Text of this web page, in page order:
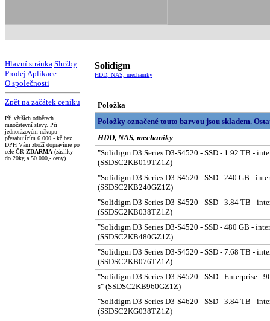
Hlavní stránka Služby
Prodej Aplikace
O společnosti
Zpět na začátek ceníku
Při větších odběrech
množstevní slevy. Při
jednorázovém nákupu
přesahujícím 6.000,- kč bez
DPH Vám zboží dopravíme po
celé ČR ZDARMA (zásilky
do 20kg a 50.000,- ceny).
Solidigm
HDD, NAS, mechaniky
Položka
Položky označené touto barvou jsou skladem.
HDD, NAS, mechaniky
"Solidigm D3 Series D3-S4520 - SSD - 1.92 TB -
(SSDSC2KB019TZ1Z)
"Solidigm D3 Series D3-S4520 - SSD - 240 GB -
(SSDSC2KB240GZ1Z)
"Solidigm D3 Series D3-S4520 - SSD - 3.84 TB -
(SSDSC2KB038TZ1Z)
"Solidigm D3 Series D3-S4520 - SSD - 480 GB -
(SSDSC2KB480GZ1Z)
"Solidigm D3 Series D3-S4520 - SSD - 7.68 TB -
(SSDSC2KB076TZ1Z)
"Solidigm D3 Series D3-S4520 - SSD - Enterprise -
s" (SSDSC2KB960GZ1Z)
"Solidigm D3 Series D3-S4620 - SSD - 3.84 TB -
(SSDSC2KG038TZ1Z)